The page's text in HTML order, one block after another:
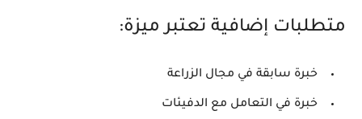
متطلبات إضافية تعتبر ميزة:
خبرة سابقة في مجال الزراعة
خبرة في التعامل مع الدفيئات